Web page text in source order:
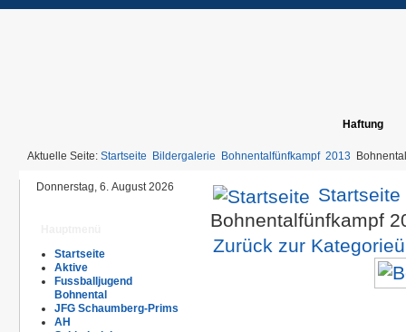
Haftung
Aktuelle Seite: Startseite Bildergalerie Bohnentalfünfkampf 2013
Donnerstag, 6. August 2026
Startseite
Aktive
Fussballjugend
Bohnental
JFG Schaumberg-Prims
AH
Startseite
Bohnentalfünfkampf
Zurück zur